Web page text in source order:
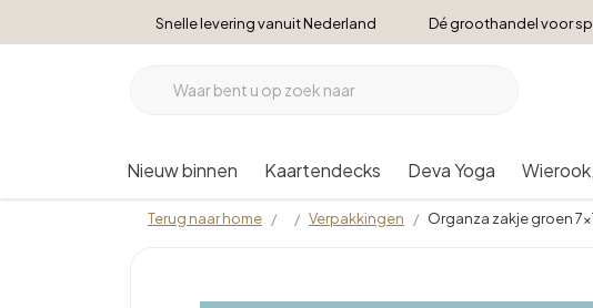
Snelle levering vanuit Nederland Dé groothandel voor
Nieuw binnen Kaartendecks Deva Yoga
Terug naar home Verpakkingen Organza zakje groen